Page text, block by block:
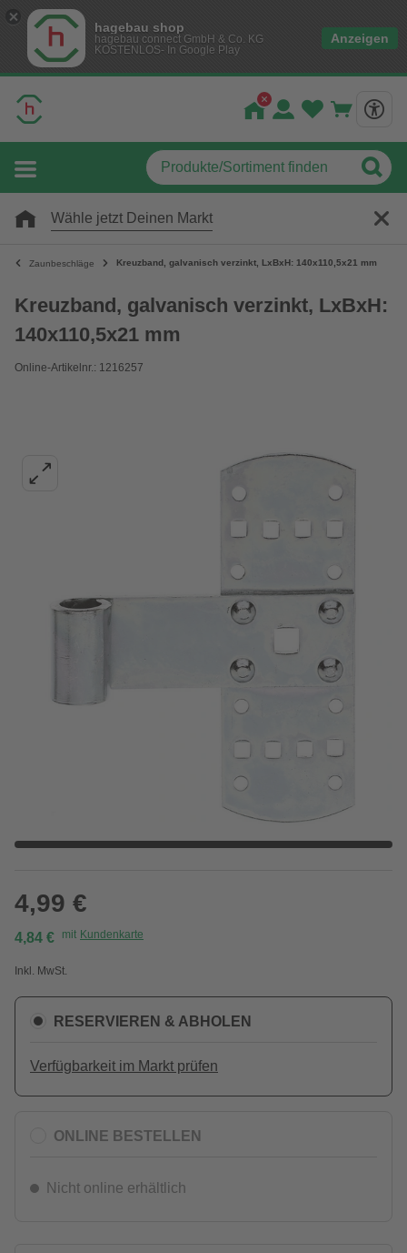
hagebau shop
hagebau connect GmbH & Co. KG
KOSTENLOS- In Google Play
Anzeigen
Wähle jetzt Deinen Markt
Zaunbeschläge Kreuzband, galvanisch verzinkt, LxBxH: 140x110,5x21 mm
Kreuzband, galvanisch verzinkt, LxBxH:
140x110,5x21 mm
Online-Artikelnr.: 1216257
4,99 €
4,84 € mit Kundenkarte
Inkl. MwSt.
RESERVIEREN & ABHOLEN
Verfügbarkeit im Markt prüfen
ONLINE BESTELLEN
Nicht online erhältlich